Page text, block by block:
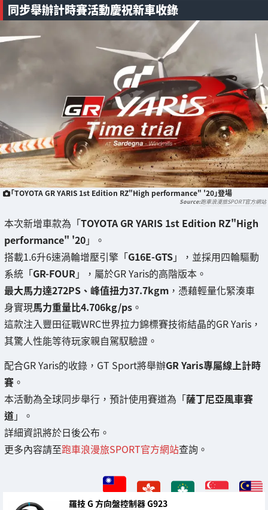
同步舉辦計時賽活動慶祝新車收錄
「TOYOTA GR YARIS 1st Edition RZ"High performance" '20」登場
跑車浪漫旅SPORT官方網站
本次新增車款為「TOYOTA GR YARIS 1st Edition RZ"High
performance" '20」。
搭載1.6升6速渦輪增壓引擎「G16E-GTS」，並採用四輪驅動
系統「GR-FOUR 」，屬於GR Yaris的高階版本。
最大馬力達272PS、峰值扭力37.7kgm ，憑藉輕量化緊湊車
身實現馬力重量比4.706kg/ps 。
這款注入豐田征戰WRC世界拉力錦標賽技術結晶的GR Yaris，
其驚人性能等待玩家親自駕馭驗證。
配合GR Yaris的收錄，GT Sport將舉辦GR Yaris專屬線上計時
賽 。
本活動為全球同步舉行，預計使用賽道為「薩丁尼亞風車賽
道」。
詳細資訊將於日後公布。
更多內容請至跑車浪漫旅SPORT官方網站查詢。
羅技 G 方向盤控制器 G923